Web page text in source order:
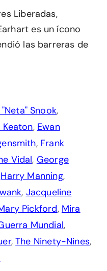
Liberadas,
es un ícono
las barreras de
Snook,
Keaton, Ewan
, Frank
Vidal, George
Harry Manning,
, Jacqueline
Pickford, Mira
Mundial,
,The Ninety-Nines,